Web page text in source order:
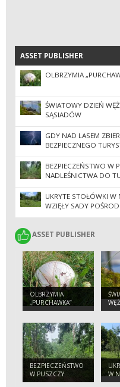
ASSET PUBLISHER
ASSET PUBLISHER
OLBRZYMIA
ŚWIATOWY DZIEŃ
SĄSIADÓW
GDY NAD LASEM
BEZPIECZNEGO
BEZPIECZEŃSTWO W
NADLEŚNICTWA DO
UKRYTE STOŁÓWKI W
WZIĘŁY SADY
ASSET PUBLISHER
ASSET PUBLISHER
OLBRZYMIA
„PURCHAWKA”
BEZPIECZEŃSTWO
W PUSZCZY
BIAŁOWIESKIEJ.
W